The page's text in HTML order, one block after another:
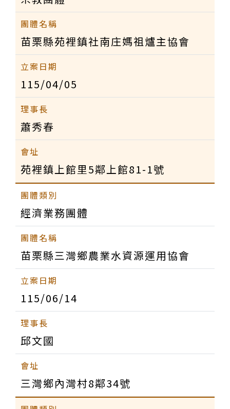
苗栗縣苑裡鎮社南庄媽祖爐主協會
115/04/05
蕭秀春
苑裡鎮上館里5鄰上館81-1號
經濟業務團體
苗栗縣三灣鄉農業水資源運用協會
115/06/14
邱文國
三灣鄉內灣村8鄰34號